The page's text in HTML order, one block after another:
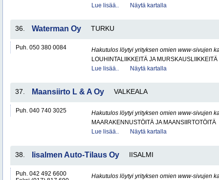
Lue lisää..
Näytä kartalla
36. Waterman Oy TURKU
Puh. 050 380 0084
Hakutulos löytyi yrityksen omien www-sivujen
LOUHINTALIIKKEITÄ JA MURSKAUSLIIKKEITÄ
Lue lisää..
Näytä kartalla
37. Maansiirto L & A Oy VALKEALA
Puh. 040 740 3025
Hakutulos löytyi yrityksen omien www-sivujen
MAARAKENNUSTÖITÄ JA MAANSIIRTOTÖITÄ
Lue lisää..
Näytä kartalla
38. Iisalmen Auto-Tilaus Oy IISALMI
Puh. 042 492 6600
Hakutulos löytyi yrityksen omien www-sivujen